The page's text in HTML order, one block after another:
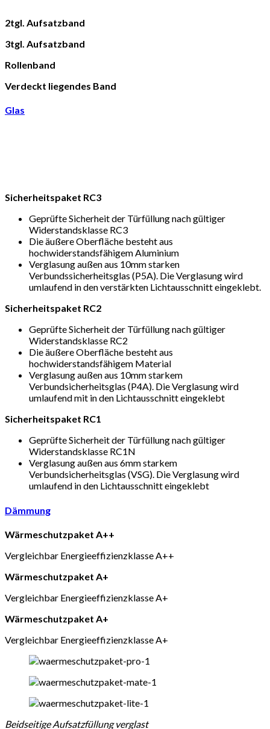
2tgl. Aufsatzband
3tgl. Aufsatzband
Rollenband
Verdeckt liegendes Band
Glas
Sicherheitspaket RC3
Geprüfte Sicherheit der Türfüllung nach gültiger
Widerstandsklasse RC3
Die äußere Oberfläche besteht aus
hochwiderstandsfähigem Aluminium
Verglasung außen aus 10mm starken
Verbundssicherheitsglas (P5A). Die Verglasung wird
umlaufend in den verstärkten Lichtausschnitt eingeklebt.
Sicherheitspaket RC2
Geprüfte Sicherheit der Türfüllung nach gültiger
Widerstandsklasse RC2
Die äußere Oberfläche besteht aus
hochwiderstandsfähigem Material
Verglasung außen aus 10mm starkem
Verbundsicherheitsglas (P4A). Die Verglasung wird
umlaufend mit in den Lichtausschnitt eingeklebt
Sicherheitspaket RC1
Geprüfte Sicherheit der Türfüllung nach gültiger
Widerstandsklasse RC1N
Verglasung außen aus 6mm starkem
Verbundsicherheitsglas (VSG). Die Verglasung wird
umlaufend in den Lichtausschnitt eingeklebt
Dämmung
Wärmeschutzpaket A++
Vergleichbar Energieeffizienzklasse A++
Wärmeschutzpaket A+
Vergleichbar Energieeffizienzklasse A+
Wärmeschutzpaket A+
Vergleichbar Energieeffizienzklasse A+
Beidseitige Aufsatzfüllung verglast